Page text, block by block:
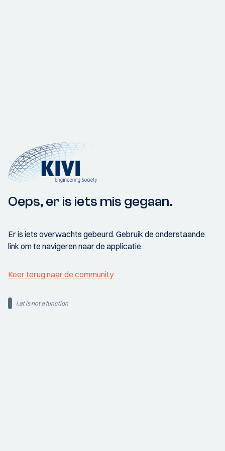
Oeps, er is iets mis gegaan.
Er is iets overwachts gebeurd. Gebruik de onderstaande
link om te navigeren naar de applicatie.
Keer terug naar de community
i.at is not a function